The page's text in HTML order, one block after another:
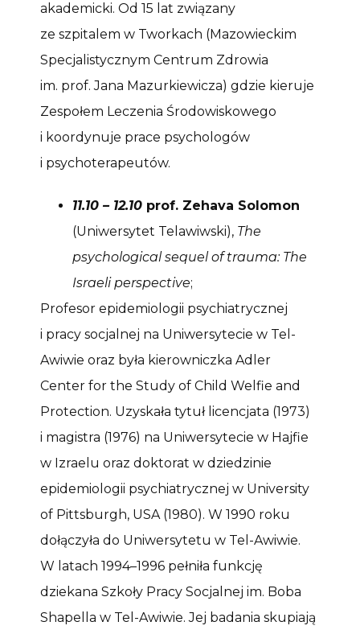
akademicki. Od 15 lat związany
ze szpitalem w Tworkach (Mazowieckim
Specjalistycznym Centrum Zdrowia
im. prof. Jana Mazurkiewicza) gdzie kieruje
Zespołem Leczenia Środowiskowego
i koordynuje prace psychologów
i psychoterapeutów.
11.10 – 12.10 prof. Zehava Solomon
(Uniwersytet Telawiwski), The
psychological sequel of trauma: The
Israeli perspective;
Profesor epidemiologii psychiatrycznej
i pracy socjalnej na Uniwersytecie w Tel-
Awiwie oraz była kierowniczka Adler
Center for the Study of Child Welfie and
Protection. Uzyskała tytuł licencjata (1973)
i magistra (1976) na Uniwersytecie w Hajfie
w Izraelu oraz doktorat w dziedzinie
epidemiologii psychiatrycznej w University
of Pittsburgh, USA (1980). W 1990 roku
dołączyła do Uniwersytetu w Tel-Awiwie.
W latach 1994–1996 pełniła funkcję
dziekana Szkoły Pracy Socjalnej im. Boba
Shapella w Tel-Awiwie. Jej badania skupiają